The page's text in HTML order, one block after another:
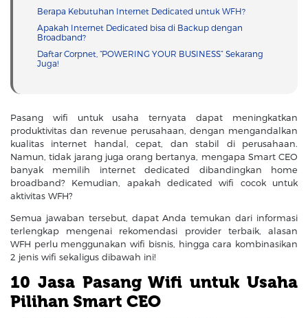
Berapa Kebutuhan Internet Dedicated untuk WFH?
Apakah Internet Dedicated bisa di Backup dengan
Broadband?
Daftar Corpnet, “POWERING YOUR BUSINESS” Sekarang
Juga!
Pasang wifi untuk usaha ternyata dapat meningkatkan
produktivitas dan revenue perusahaan, dengan mengandalkan
kualitas internet handal, cepat, dan stabil di perusahaan.
Namun, tidak jarang juga orang bertanya, mengapa Smart CEO
banyak memilih internet dedicated dibandingkan home
broadband? Kemudian, apakah dedicated wifi cocok untuk
aktivitas WFH?
Semua jawaban tersebut, dapat Anda temukan dari informasi
terlengkap mengenai rekomendasi provider terbaik, alasan
WFH perlu menggunakan wifi bisnis, hingga cara kombinasikan
2 jenis wifi sekaligus dibawah ini!
10 Jasa Pasang Wifi untuk Usaha
Pilihan Smart CEO